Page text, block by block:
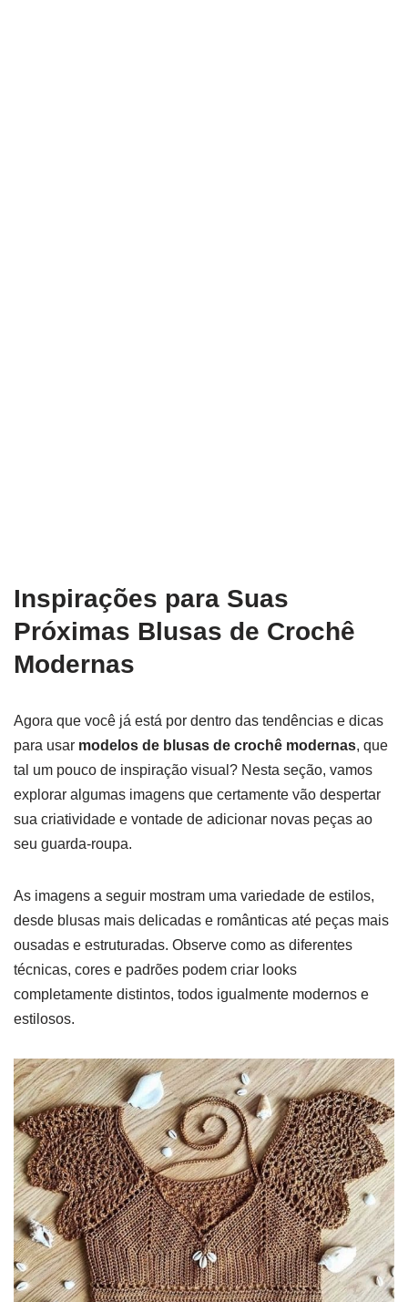
Inspirações para Suas
Próximas Blusas de Crochê
Modernas
Agora que você já está por dentro das tendências e dicas
para usar modelos de blusas de crochê modernas, que
tal um pouco de inspiração visual? Nesta seção, vamos
explorar algumas imagens que certamente vão despertar
sua criatividade e vontade de adicionar novas peças ao
seu guarda-roupa.
As imagens a seguir mostram uma variedade de estilos,
desde blusas mais delicadas e românticas até peças mais
ousadas e estruturadas. Observe como as diferentes
técnicas, cores e padrões podem criar looks
completamente distintos, todos igualmente modernos e
estilosos.